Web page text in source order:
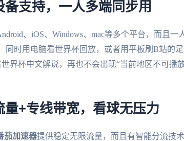
备支持，一人多端同步用
、iOS、Windows、mac等多个平台，而且
同时用电脑看世界杯回放，或者用平板刷B站的
界杯中文解说，再也不会出现“当前地区不可
量+专线带宽，看球无压力
茄加速器提供稳定无限流量，而且有智能分流技